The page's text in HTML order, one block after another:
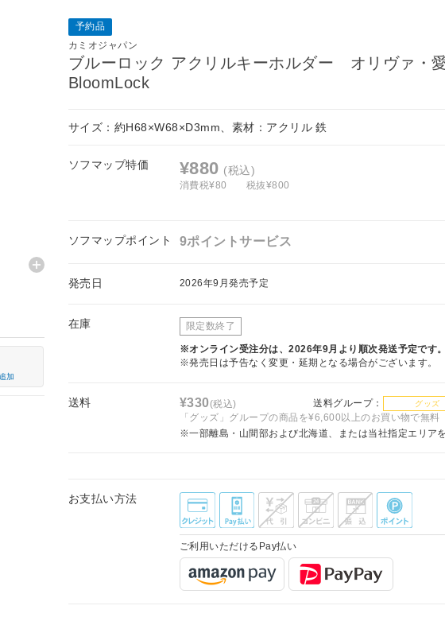
予約品
カミオジャパン
ブルーロック アクリルキーホルダー オリヴァ・
BloomLock
サイズ：約H68×W68×D3mm、素材：アクリル 鉄
ソフマップ特価 ¥880 (税込)
消費税¥80 税抜¥800
ソフマップポイント 9ポイントサービス
発売日 2026年9月発売予定
在庫 限定数終了
※オンライン受注分は、2026年9月より順次発送予定です。
※発売日は予告なく変更・延期となる場合がございます。
送料 ¥330(税込) 送料グループ： グッズ
「グッズ」グループの商品を¥6,600以上のお買い物で無料
※一部離島・山間部および北海道、または当社指定エリア
お支払い方法
ご利用いただけるPay払い
加